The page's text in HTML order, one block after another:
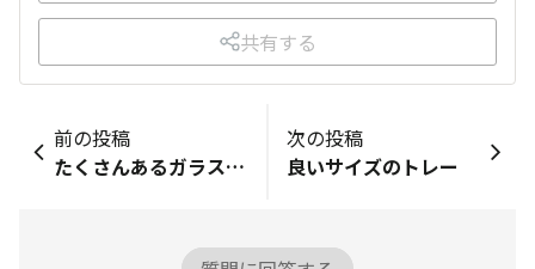
共有する
前の投稿
たくさんあるガラスボトル
次の投稿
良いサイズのトレー